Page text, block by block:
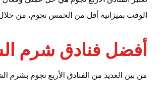
الوقت بميزانية أقل من الخمس نجوم، من خلال
أفضل فنادق شرم الشيخ
من بين العديد من الفنادق الأربع نجوم بشرم الشيخ نعرض لكم فيما يلي 4